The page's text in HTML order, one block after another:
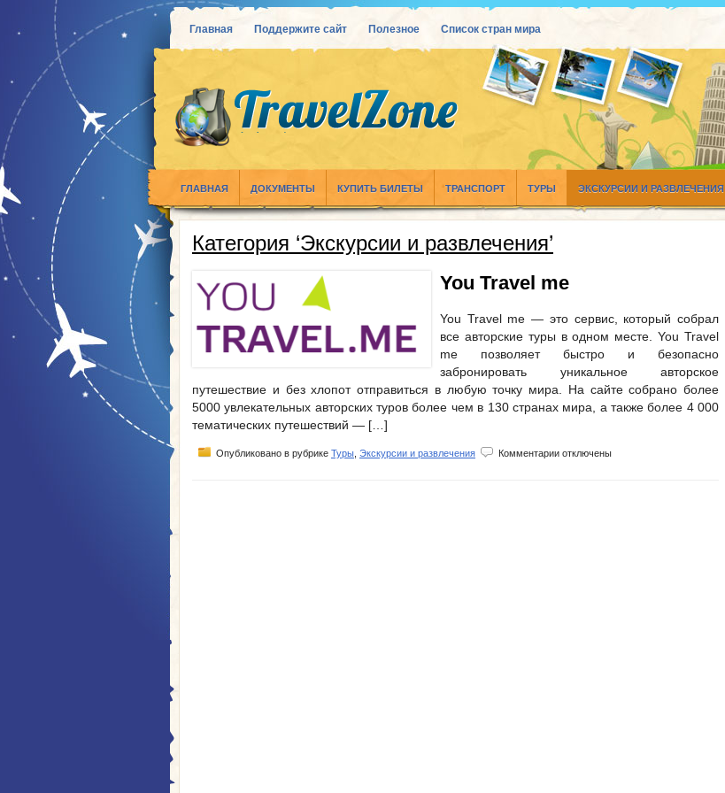
Главная Поддержите сайт Полезное Список стран мира
ГЛАВНАЯ ДОКУМЕНТЫ КУПИТЬ БИЛЕТЫ ТРАНСПОРТ ТУРЫ ЭКСКУРСИИ И РАЗВЛЕЧЕНИЯ
Категория ‘Экскурсии и развлечения’
You Travel me
You Travel me — это сервис, который собрал
все авторские туры в одном месте. You Travel
me позволяет быстро и безопасно
забронировать уникальное авторское
путешествие и без хлопот отправиться в любую точку мира. На сайте собрано более
5000 увлекательных авторских туров более чем в 130 странах мира, а также более 4 000
тематических путешествий — […]
Опубликовано в рубрике Туры Экскурсии и развлечения Комментариикотключены